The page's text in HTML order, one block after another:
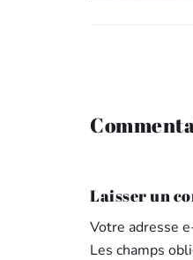
Laisser un
Votre adresse
Les champs